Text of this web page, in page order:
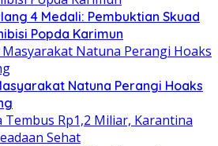
4 Medali: Pembuktian Skuad
Popda Karimun
Natuna Perangi Hoaks